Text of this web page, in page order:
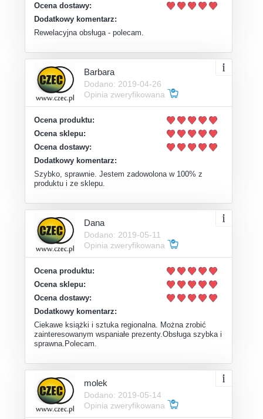
Ocena dostawy:
Dodatkowy komentarz:
Rewelacyjna obsługa - polecam.
Barbara
Dodano: 2019-04-26
Opinia zweryfikowana
Ocena produktu:
Ocena sklepu:
Ocena dostawy:
Dodatkowy komentarz:
Szybko, sprawnie. Jestem zadowolona w 100% z
produktu i ze sklepu.
Dana
Dodano: 2019-05-11
Opinia zweryfikowana
Ocena produktu:
Ocena sklepu:
Ocena dostawy:
Dodatkowy komentarz:
Ciekawe książki i sztuka regionalna. Można zrobić
zainteresowanym wspaniałe prezenty.Obsługa szybka i
sprawna.Polecam.
molek
Dodano: 2019-05-14
Opinia zweryfikowana